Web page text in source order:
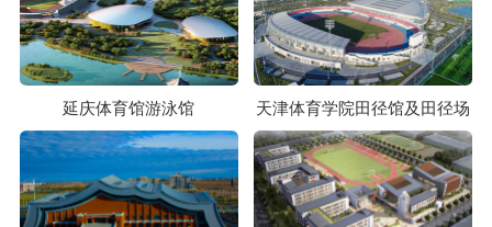
延庆体育馆游泳馆 天津体育学院田径馆及田径场